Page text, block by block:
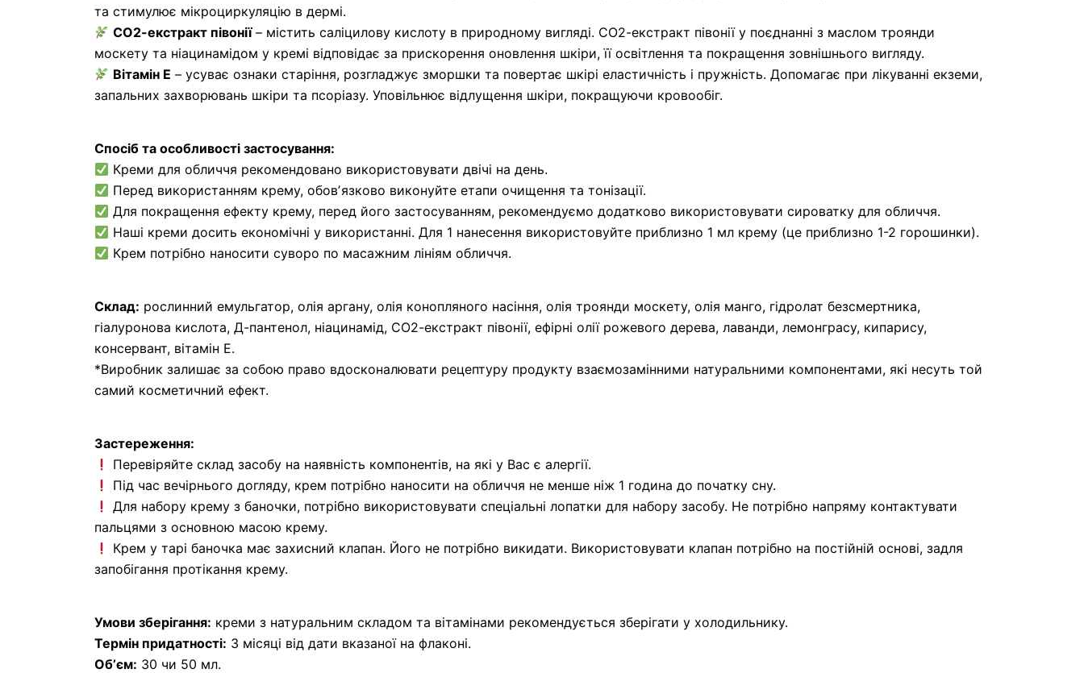
та стимулює мікроциркуляцію в дермі.
СО2-екстракт півонії– містить саліцилову кислоту в природному вигляді. СО2-екстракт півонії у поєднанні з маслом троянди
москету та ніацинамідом у кремі відповідає за прискорення оновлення шкіри, її освітлення та покращення зовнішнього вигляду.
Вітамін Е – усуває ознаки старіння, розгладжує зморшки та повертає шкірі еластичність і пружність. Допомагає при лікуванні екземи,
запальних захворювань шкіри та псоріазу. Уповільнює відлущення шкіри, покращуючи кровообіг.
Спосіб та особливості застосування:
Креми для обличчя рекомендовано використовувати двічі на день.
Перед використанням крему, обовʼязково виконуйте етапи очищення та тонізації.
Для покращення ефекту крему, перед його застосуванням, рекомендуємо додатково використовувати сироватку для обличчя.
Наші креми досить економічні у використанні. Для 1 нанесення використовуйте приблизно 1 мл крему (це приблизно 1-2 горошинки).
Крем потрібно наносити суворо по масажним лініям обличчя.
Склад: рослинний емульгатор, олія аргану, олія конопляного насіння, олія троянди москету, олія манго, гідролат безсмертника,
гіалуронова кислота, Д-пантенол, ніацинамід, СО2-екстракт півонії, ефірні олії рожевого дерева, лаванди, лемонграсу, кипарису,
консервант, вітамін Е.
*Виробник залишає за собою право вдосконалювати рецептуру продукту взаємозамінними натуральними компонентами, які несуть той
самий косметичний ефект.
Застереження:
Перевіряйте склад засобу на наявність компонентів, на які у Вас є алергії.
Під час вечірнього догляду, крем потрібно наносити на обличчя не менше ніж 1 година до початку сну.
Для набору крему з баночки, потрібно використовувати спеціальні лопатки для набору засобу. Не потрібно напряму контактувати
пальцями з основною масою крему.
Крем у тарі баночка має захисний клапан. Його не потрібно викидати. Використовувати клапан потрібно на постійній основі, задля
запобігання протікання крему.
Умови зберігання: креми з натуральним складом та вітамінами рекомендується зберігати у холодильнику.
Термін придатності: 3 місяці від дати вказаної на флаконі.
Обʼєм: 30 чи 50 мл.